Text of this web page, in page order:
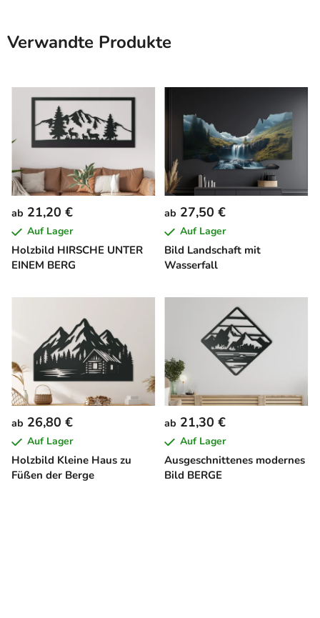
Verwandte Produkte
Holzbild HIRSCHE UNTER
EINEM BERG
ab 21,20 €
Auf Lager
Bild Landschaft mit
Wasserfall
ab 27,50 €
Auf Lager
Holzbild Kleine Haus zu
Füßen der Berge
ab 26,80 €
Auf Lager
Ausgeschnittenes modernes
Bild BERGE
ab 21,30 €
Auf Lager